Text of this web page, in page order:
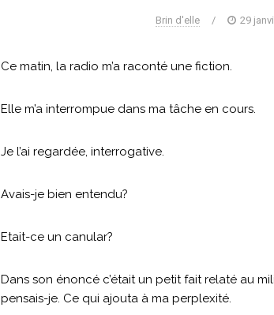
Brin d'elle / 29
Ce matin, la radio m’a raconté une fiction.
Elle m’a interrompue dans ma tâche en cours.
Je l’ai regardée, interrogative.
Avais-je bien entendu?
Etait-ce un canular?
Dans son énoncé c’était un petit fait relaté au
pensais-je. Ce qui ajouta à ma perplexité.